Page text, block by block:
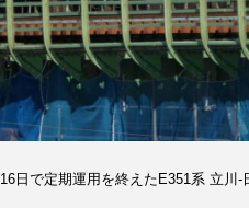
16日で定期運用を終えたE351系 立川